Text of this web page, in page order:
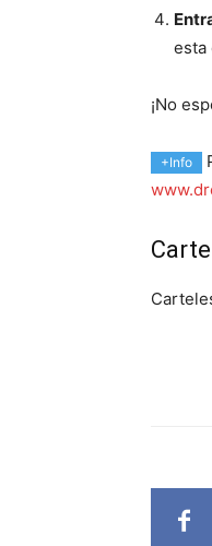
esta
¡No
+Info